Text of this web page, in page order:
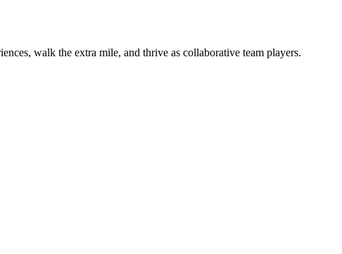
walk the extra mile, and thrive as collaborative team players.